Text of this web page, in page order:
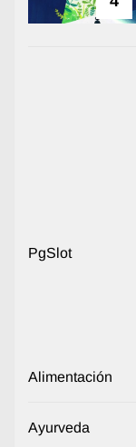
PgSlot
Alimentación
Ayurveda